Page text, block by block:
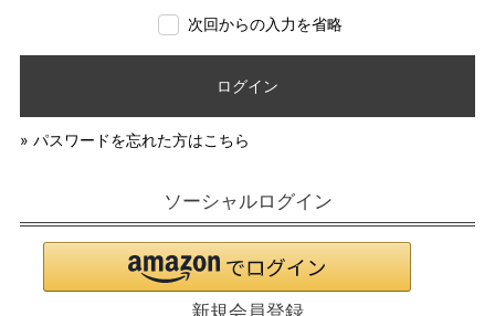
次回からの入力を省略
ログイン
» パスワードを忘れた方はこちら
ソーシャルログイン
新規会員登録